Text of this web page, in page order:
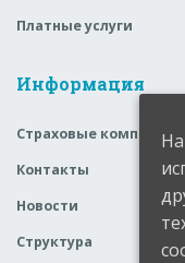
Платные услуги
Информация
Страховые компании
Контакты
Новости
Структура